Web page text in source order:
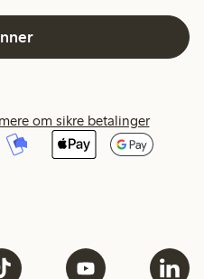
om sikre betalinger